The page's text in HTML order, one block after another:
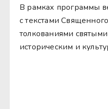
В рамках программы
с текстами
толкованиями
историческим и